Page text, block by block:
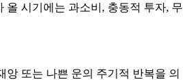
시기에는 과소비, 충동적 투자, 무
또는 나쁜 운의 주기적 반복을 의